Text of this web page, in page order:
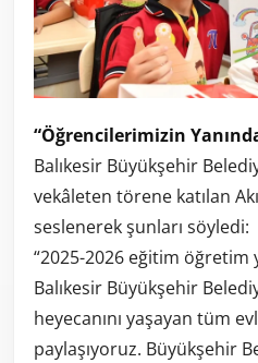
“Öğrencilerimizin
Balıkesir Büyükşehir
vekâleten törene katılan
seslenerek şunları söyledi:
“2025-2026 eğitim öğretim
Balıkesir Büyükşehir
heyecanını yaşayan tüm
paylaşıyoruz. Büyükşehir